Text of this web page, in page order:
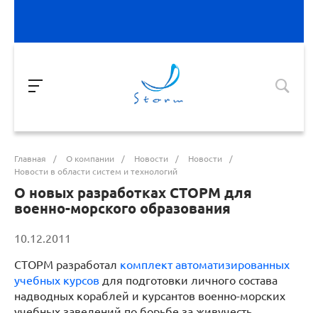
Главная / О компании / Новости / Новости
/
Новости в области систем и технологий
О новых разработках СТОРМ для
военно-морского образования
10.12.2011
СТОРМ разработал комплект автоматизированных
учебных курсов для подготовки личного состава
надводных кораблей и курсантов военно-морских